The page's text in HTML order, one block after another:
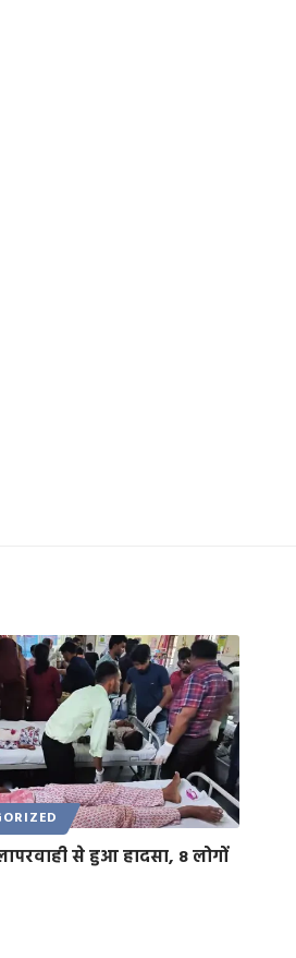
से हुआ हादसा, 8 लोगों